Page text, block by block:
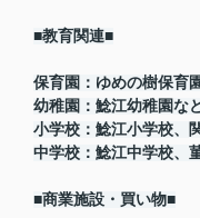
■教育関連■
保育園：ゆめの樹保育
幼稚園：鯰江幼稚園な
小学校：鯰江小学校、
中学校：鯰江中学校、
■商業施設・買い物■